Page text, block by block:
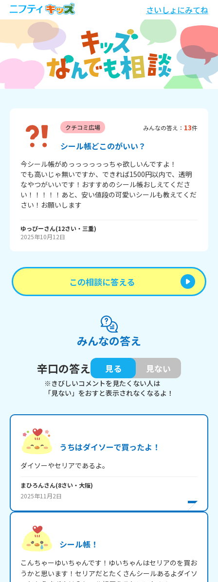
さいしょにみてね
クチコミ広場 みんなの答え： 13件
シール帳どこのがいい？
今シール帳がめっっっっっっちゃ欲しいんですよ！
でも高いじゃ無いですか、できれば1500円以内で、透明
なやつがいいです！おすすめのシール帳おしえてくださ
い！！！！！あと、安い値段の可愛いシールも教えてくだ
さい！お願いします
ゆっぴーさん(12さい・ 三重)
2025年10月12日
この相談に答える
みんなの答え
辛口の答え
見る 見ない
※きびしいコメントを見たくない人は
「見ない」をおすと表示されなくなるよ！
うちはダイソーで買ったよ！
まひろんさん(8さい・ 大阪)
2025年11月2日
シール帳！
こんちゃーゆいちゃんです！ゆいちゃんはセリアのを買お
うかと思います！セリアだとたくさんシールあるよダイソ